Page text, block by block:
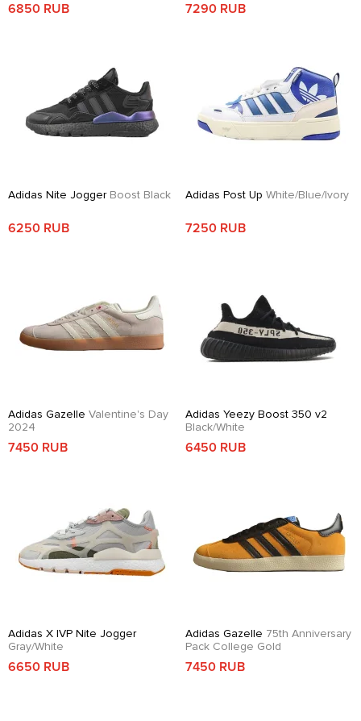
6850 RUB 7290 RUB
Adidas Nite Jogger Boost Black
6250 RUB
Adidas Post Up White/Blue/Ivory
7250 RUB
Adidas Gazelle Valentine's Day
2024
7450 RUB
Adidas Yeezy Boost 350 v2
Black/White
6450 RUB
Adidas X IVP Nite Jogger
Gray/White
6650 RUB
Adidas Gazelle 75th Anniversary
Pack College Gold
7450 RUB